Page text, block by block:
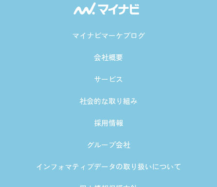
マイナビマーケブログ
会社概要
サービス
社会的な取り組み
採用情報
グループ会社
インフォマティブデータの取り扱いについて